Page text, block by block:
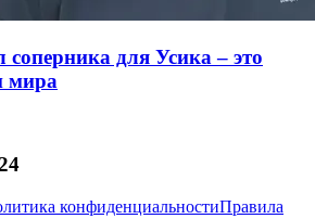
для Усика – это
мира
конфиденциальностиПравила